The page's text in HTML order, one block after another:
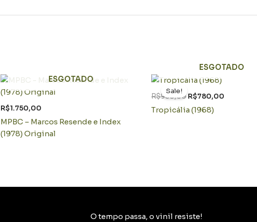
ESGOTADO
R$1.750,00
MPBC – Marcos Resende e Index
(1978) Original
ESGOTADO
Sale!
R$980,00
O
preço
original
R$980,00.
R$780,00
Tropicália (1968)
O tempo passa, o vinil resiste!